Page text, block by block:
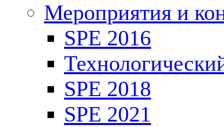
Мероприятия и
SPE 2016
SPE 2018
SPE 2021